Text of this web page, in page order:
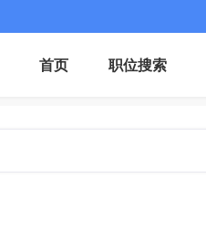
首页 职位搜索